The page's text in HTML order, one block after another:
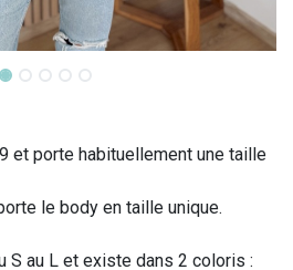
et porte habituellement une taille
le body en taille unique.
S au L et existe dans 2 coloris :